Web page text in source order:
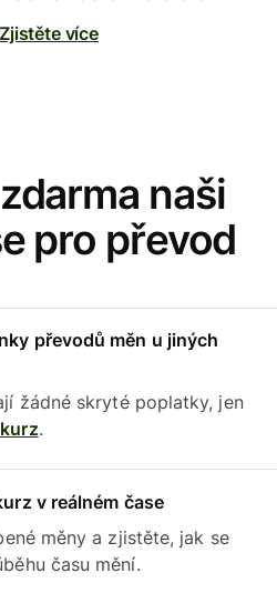
Zjistěte více
naši
pro převod
převodů měn u jiných
žádné skryté poplatky, jen
.
v reálném čase
měny a zjistěte, jak se
času mění.